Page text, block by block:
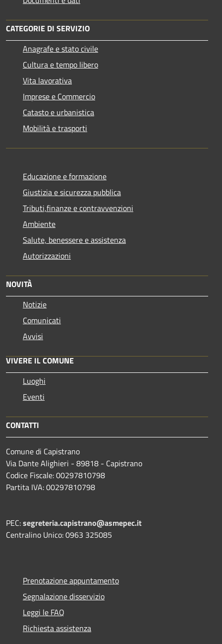
CATEGORIE DI SERVIZIO
Anagrafe e stato civile
Cultura e tempo libero
Vita lavorativa
Imprese e Commercio
Catasto e urbanistica
Mobilità e trasporti
Educazione e formazione
Giustizia e sicurezza pubblica
Tributi,finanze e contravvenzioni
Ambiente
Salute, benessere e assistenza
Autorizzazioni
NOVITÀ
Notizie
Comunicati
Avvisi
VIVERE IL COMUNE
Luoghi
Eventi
CONTATTI
Comune di Capistrano
Via Dante Alighieri - 89818 - Capistrano
Codice Fiscale: 00297810798
Partita IVA: 00297810798
PEC:segreteria.capistrano@asmepec.it
Centralino Unico: 0963 325085
Prenotazione appuntamento
Segnalazione disservizio
Leggi le FAQ
Richiesta assistenza